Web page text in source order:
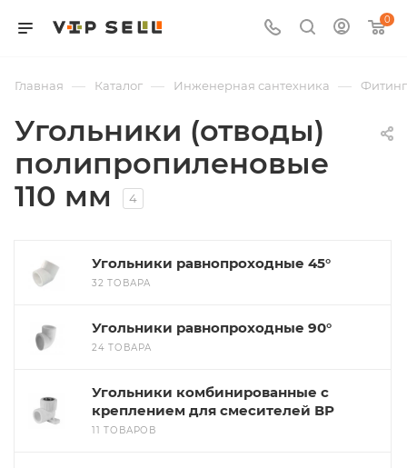
0
Главная — Каталог — Инженерная сантехника —
Угольники (отводы)
полипропиленовые
110 мм
4
Угольники равнопроходные 45°
32 ТОВАРА
Угольники равнопроходные 90°
24 ТОВАРА
Угольники комбинированные с
креплением для смесителей ВР
11 ТОВАРОВ